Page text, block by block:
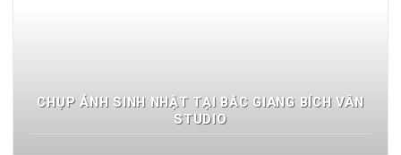
CHỤP ẢNH SINH NHẬT TẠI BẮC GIANG BÍCH VÂN
STUDIO